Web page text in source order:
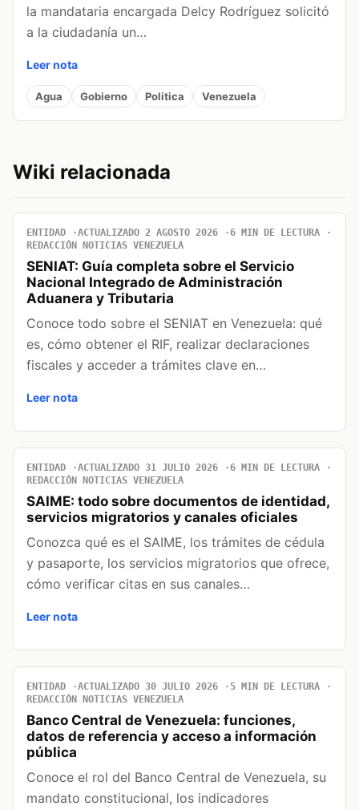
la mandataria encargada Delcy Rodríguez solicitó
a la ciudadanía un…
Leer nota
Agua Gobierno Politica Venezuela
Wiki relacionada
ENTIDAD ACTUALIZADO 2 AGOSTO 2026
6 MIN DE LECTURA
REDACCIÓN NOTICIAS VENEZUELA
SENIAT: Guía completa sobre el Servicio
Nacional Integrado de Administración
Aduanera y Tributaria
Conoce todo sobre el SENIAT en Venezuela: qué
es, cómo obtener el RIF, realizar declaraciones
fiscales y acceder a trámites clave en…
Leer nota
ENTIDAD ACTUALIZADO 31 JULIO 2026
6 MIN DE LECTURA
REDACCIÓN NOTICIAS VENEZUELA
SAIME: todo sobre documentos de identidad,
servicios migratorios y canales oficiales
Conozca qué es el SAIME, los trámites de cédula
y pasaporte, los servicios migratorios que ofrece,
cómo verificar citas en sus canales…
Leer nota
ENTIDAD ACTUALIZADO 30 JULIO 2026
5 MIN DE LECTURA
REDACCIÓN NOTICIAS VENEZUELA
Banco Central de Venezuela: funciones,
datos de referencia y acceso a información
pública
Conoce el rol del Banco Central de Venezuela, su
mandato constitucional, los indicadores